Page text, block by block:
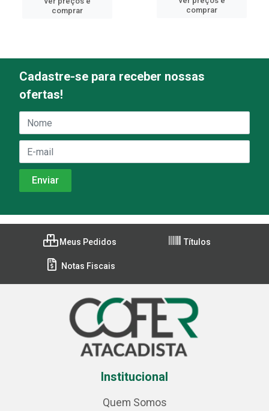
comprar
comprar
Cadastre-se para receber nossas
ofertas!
Meus Pedidos Títulos
Notas Fiscais
Institucional
Quem Somos